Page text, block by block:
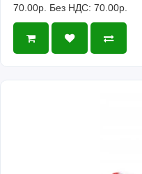
70.00р. Без НДС: 70.00р.